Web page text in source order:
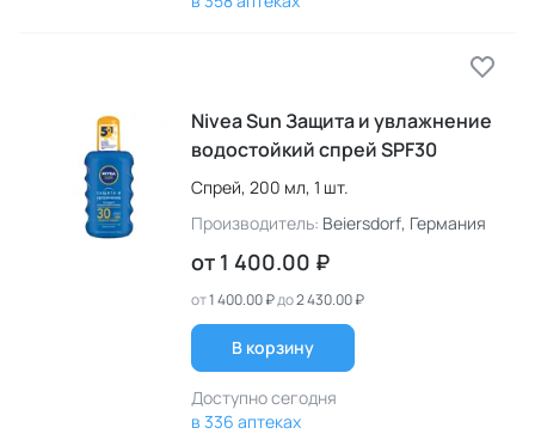
Nivea Sun Защита и увлажнение
водостойкий спрей SPF30
Спрей, 200 мл, 1 шт.
Производитель: Beiersdorf, Германия
от 1 400.00 ₽
от1 400.00 ₽до2 430.00 ₽
В корзину
Доступно сегодня
в 336 аптеках